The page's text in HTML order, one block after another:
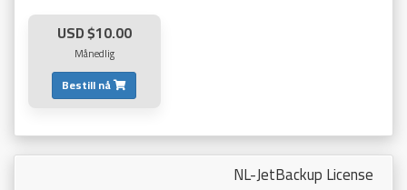
$10.00 USD
Månedlig
Bestill nå
NL-JetBackup License